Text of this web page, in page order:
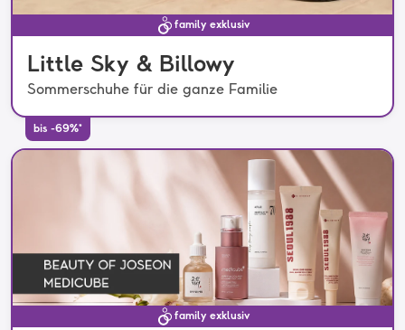
family exklusiv
Little Sky & Billowy
Sommerschuhe für die ganze Familie
bis -69%*
family exklusiv